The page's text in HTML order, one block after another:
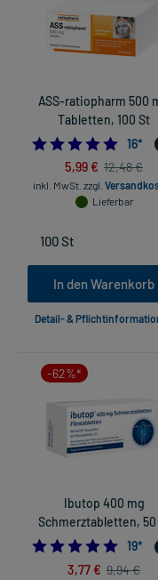
ASS-ratiopharm 500
Tabletten, 100 St
4.875
16*
5,99 € 12,48 €
inkl. MwSt. zzgl.
Lieferbar
In den Warenkorb
Detail- &
-62%*
Ibutop 400 mg
Schmerztabletten, 50
19*
3,77 € 9,94 €